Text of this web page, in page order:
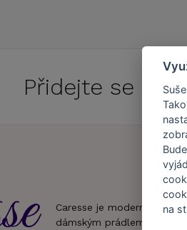
Přidejte se do
Caresse je moderní
dámským prádlem.
na